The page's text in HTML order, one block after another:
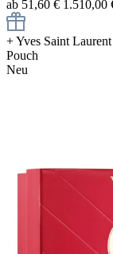
ab 51,60 € 1.510,00
+Yves Saint
Pouch
Neu